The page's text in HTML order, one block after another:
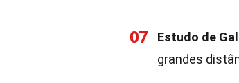
07 Estudo de
grandes